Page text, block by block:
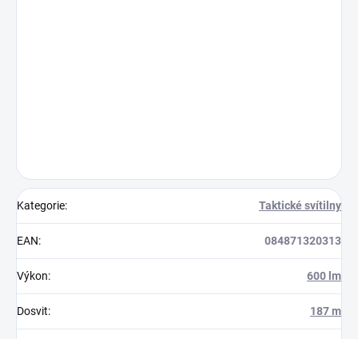
Kategorie: Taktické svítilny
EAN: 084871320313
Výkon: 600 lm
Dosvit: 187 m